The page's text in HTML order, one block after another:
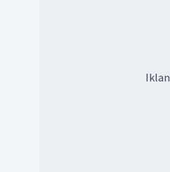
Iklan